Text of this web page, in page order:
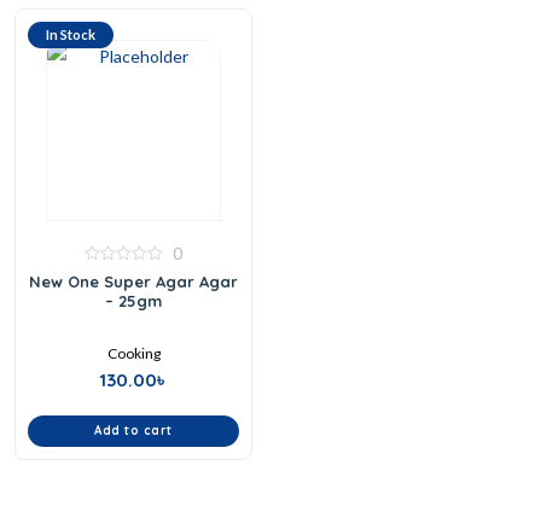
In Stock
out
0
New One Super Agar Agar
– 25gm
Cooking
130.00৳
Add to cart